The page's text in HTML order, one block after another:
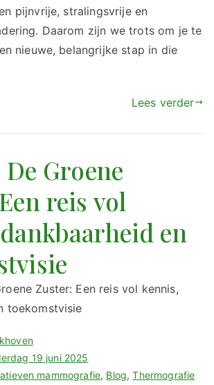
pijnvrije, stralingsvrije en
Daarom zijn we trots om je te
nieuwe, belangrijke stap in die
Lees verder
De Groene
reis vol
en
19 juni 2025
mammografie, Blog,Thermografie